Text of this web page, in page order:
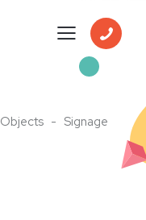
Objects Signage